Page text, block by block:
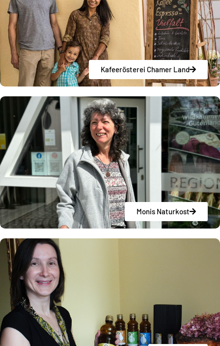
Kafeerösterei Chamer Land
Monis Naturkost